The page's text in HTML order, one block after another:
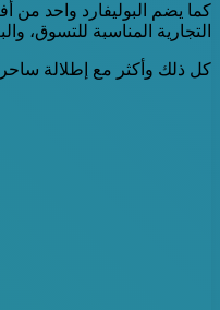
التجارية المناسبة للتسوق،
كل ذلك وأكثر مع إطلالة